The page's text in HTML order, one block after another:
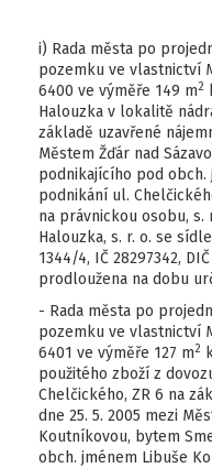
i) Rada města po
pozemku ve vlastnictví
6400 ve výměře 149 m2
Halouzka v lokalitě
základě uzavřené
Městem Žďár nad
podnikajícího pod obch.
podnikání ul.
na právnickou osobu, s.
Halouzka, s. r. o. se
1344/4, IČ 28297342,
prodloužena na dobu
- Rada města po
pozemku ve vlastnictví
6401 ve výměře 127 m2
použitého zboží z
Chelčického, ZR 6 na
dne 25. 5. 2005 mezi
Koutníkovou, bytem
obch. jménem Libuše